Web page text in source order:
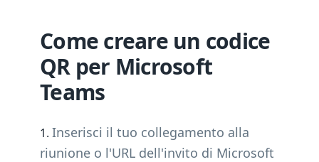
Come creare un codice
QR per Microsoft
Teams
Inserisci il tuo collegamento alla
riunione o l'URL dell'invito di Microsoft